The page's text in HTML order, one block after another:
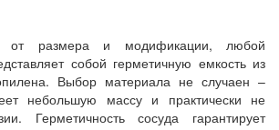
от размера и модификации, любой
собой герметичную емкость из
Выбор материала не случаен –
небольшую массу и практически не
Герметичность сосуда гарантирует